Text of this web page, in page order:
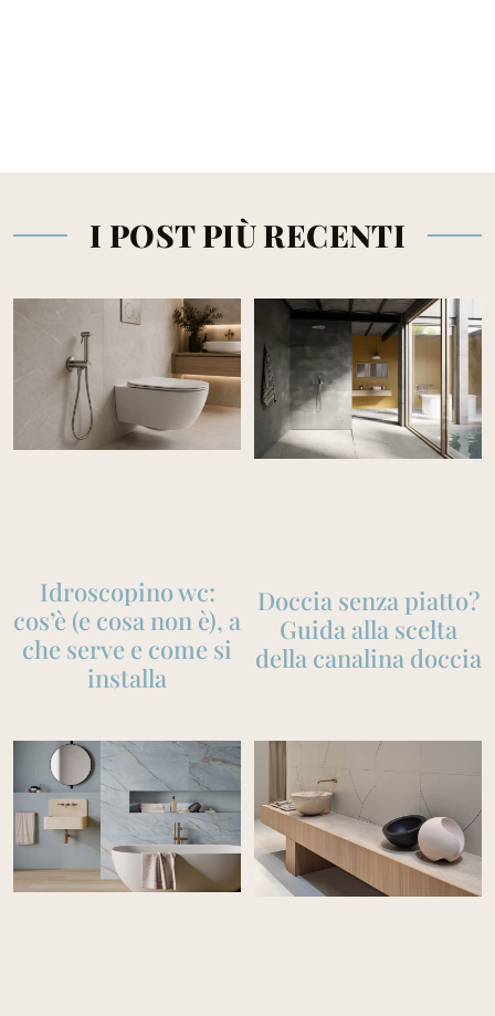
I POST PIÙ RECENTI
Idroscopino wc:
cos’è (e cosa non è), a
che serve e come si
installa
Doccia senza piatto?
Guida alla scelta
della canalina doccia